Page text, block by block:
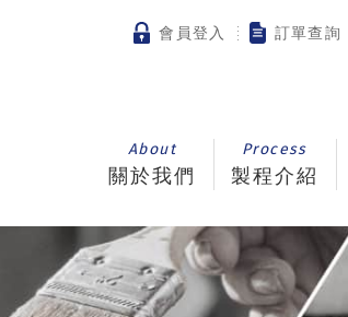
會員登入 訂單查詢
About
關於我們
Process
製程介紹